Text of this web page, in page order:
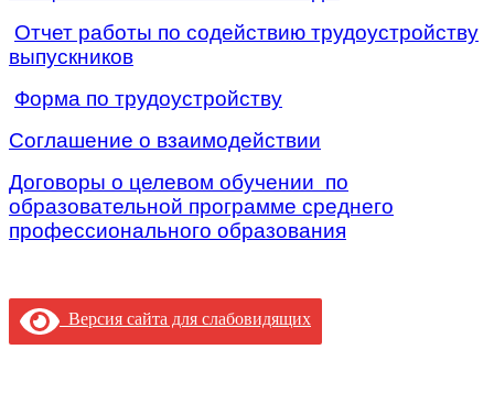
Отчет работы по содействию трудоустройству
выпускников
Форма по трудоустройству
Соглашение о взаимодействии
Договоры о целевом обучении по
образовательной программе среднего
профессионального образования
Версия сайта для слабовидящих